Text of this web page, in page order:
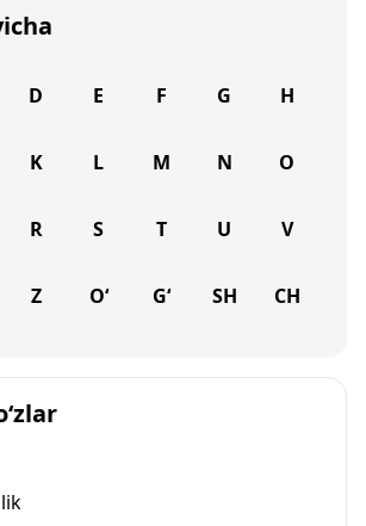
D E F G H
K L M N O
R S T U V
Z O‘ G‘ SH CH